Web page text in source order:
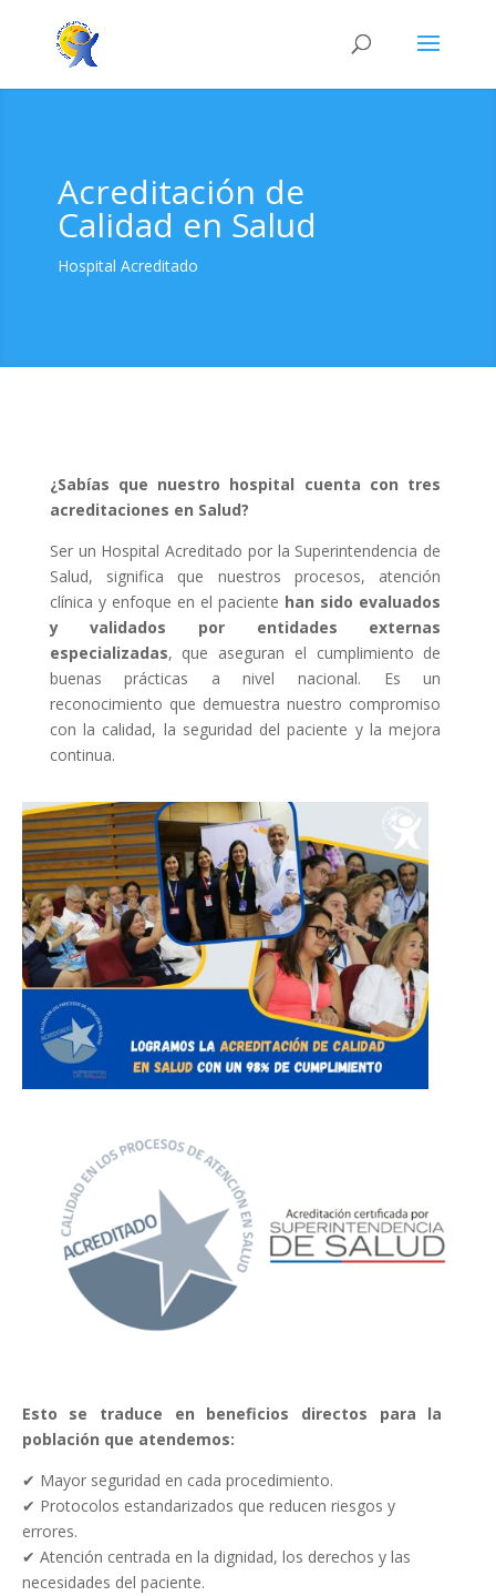
Acreditación de
Calidad en Salud
Hospital Acreditado
¿Sabías que nuestro hospital cuenta con tres
acreditaciones en Salud?
Ser un Hospital Acreditado por la Superintendencia de
Salud, significa que nuestros procesos, atención
clínica y enfoque en el paciente han sido evaluados
y validados por entidades externas
especializadas, que aseguran el cumplimiento de
buenas prácticas a nivel nacional. Es un
reconocimiento que demuestra nuestro compromiso
con la calidad, la seguridad del paciente y la mejora
continua.
Esto se traduce en beneficios directos para la
población que atendemos:
✔ Mayor seguridad en cada procedimiento.
✔ Protocolos estandarizados que reducen riesgos y
errores.
✔ Atención centrada en la dignidad, los derechos y las
necesidades del paciente.